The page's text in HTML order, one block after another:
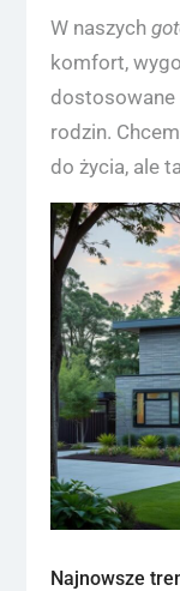
W naszych
komfort,
dostosowane
rodzin.
do życia, ale
Najnowsze